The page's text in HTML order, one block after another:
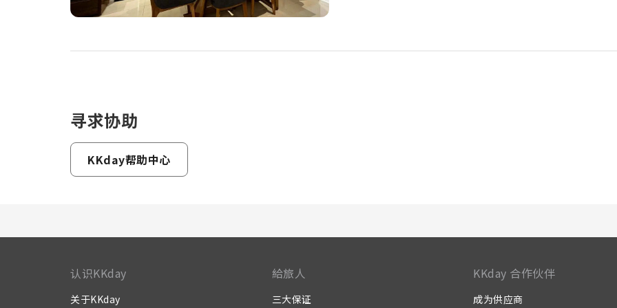
寻求协助
KKday帮助中心
认识KKday
关于KKday
給旅人
三大保证
KKday 合作伙伴
成为供应商